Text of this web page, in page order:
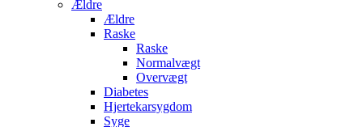
Ældre
Ældre
Raske
Raske
Normalvægt
Overvægt
Diabetes
Hjertekarsygdom
Syge